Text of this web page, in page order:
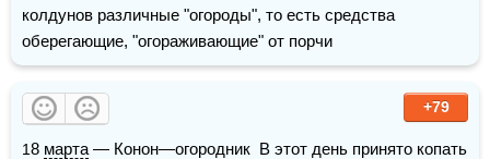
колдунов различные "огороды", то есть средства
оберегающие, "огораживающие" от порчи
+79
18 марта — Конон—огородник  В этот день принято копать